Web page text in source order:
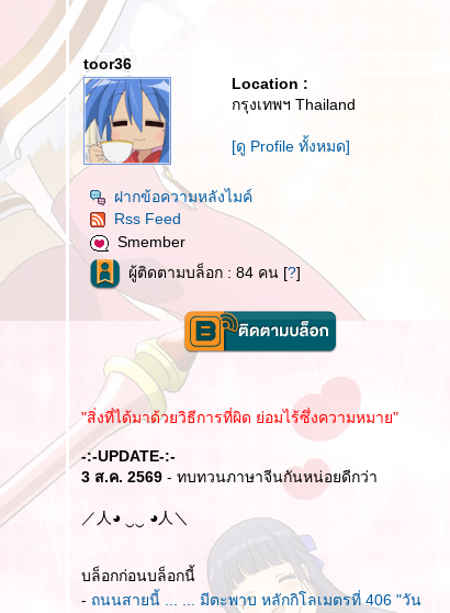
toor36
Location :
กรุงเทพฯ Thailand
[ดู Profile ทั้งหมด]
ฝากข้อความหลังไมค์
Rss Feed
Smember
ผู้ติดตามบล็อก : 84 คน [?]
"สิ่งที่ได้มาด้วยวิธีการที่ผิด ย่อมไร้ซึ่งความหมาย"
-:-UPDATE-:-
3 ส.ค. 2569 - ทบทวนภาษาจีนกันหน่อยดีกว่า
／人◕ ‿‿ ◕人＼
บล็อกก่อนบล็อกนี้
- ถนนสายนี้ ... ... มีตะพาบ หลักกิโลเมตรที่ 406 "วัน